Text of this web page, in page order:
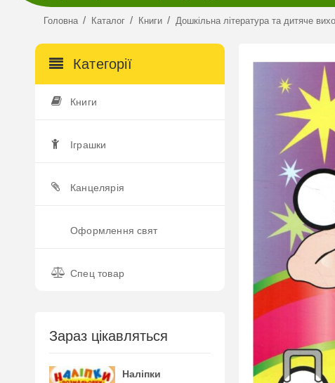
Головна / Каталог / Книги / Дошкільна література та дитяче
Категорії
Книги
Іграшки
Канцелярія
Оформлення свят
Спец товар
Зараз цікавляться
Наліпки